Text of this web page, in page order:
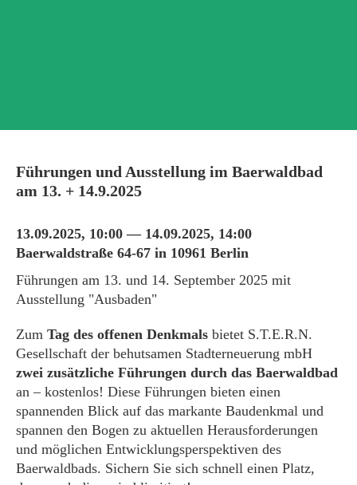
Führungen und Ausstellung im Baerwaldbad
am 13. + 14.9.2025
13.09.2025, 10:00 — 14.09.2025, 14:00
Baerwaldstraße 64-67 in 10961 Berlin
Führungen am 13. und 14. September 2025 mit
Ausstellung "Ausbaden"
Zum Tag des offenen Denkmals bietet S.T.E.R.N.
Gesellschaft der behutsamen Stadterneuerung mbH
zwei zusätzliche Führungen durch das Baerwaldbad
an – kostenlos! Diese Führungen bieten einen
spannenden Blick auf das markante Baudenkmal und
spannen den Bogen zu aktuellen Herausforderungen
und möglichen Entwicklungsperspektiven des
Baerwaldbads. Sichern Sie sich schnell einen Platz,